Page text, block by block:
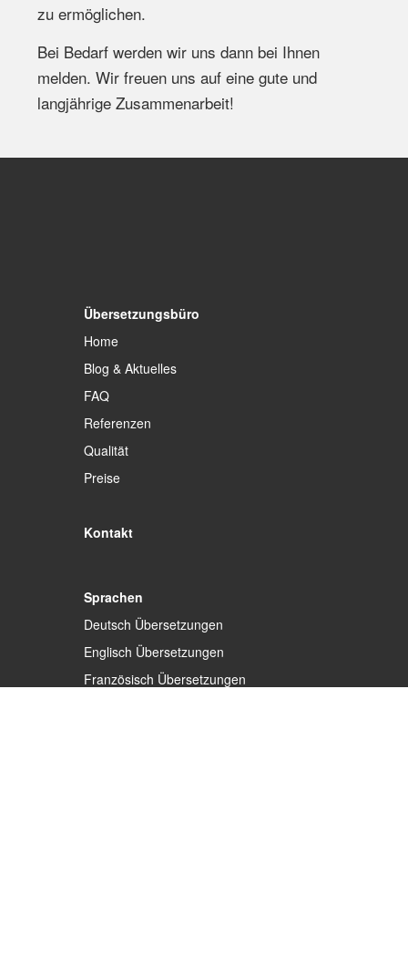
zu ermöglichen.
Bei Bedarf werden wir uns dann bei Ihnen
melden. Wir freuen uns auf eine gute und
langjährige Zusammenarbeit!
Übersetzungsbüro
Home
Blog & Aktuelles
FAQ
Referenzen
Qualität
Preise
Kontakt
Sprachen
Deutsch Übersetzungen
Englisch Übersetzungen
Französisch Übersetzungen